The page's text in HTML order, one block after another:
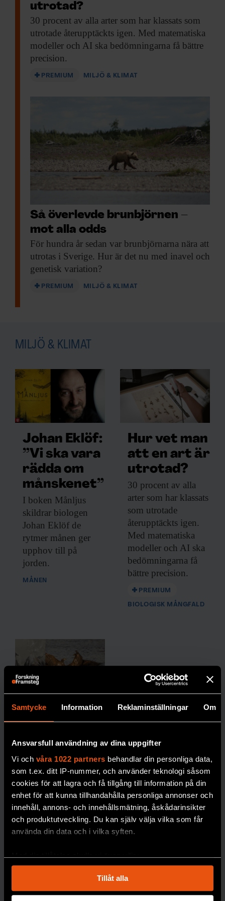
Samtycke Information Reklaminställningar Om
Ansvarsfull användning av dina uppgifter
Vi och våra 1022 partners behandlar din personliga data,
som t.ex. ditt IP-nummer, och använder teknologi såsom
cookies för att lagra och få tillgång till information på din
enhet för att kunna tillhandahålla personliga annonser och
innehåll, annons- och innehållsmätning, åskådarinsikter
och produktutveckling. Du kan själv välja vilka som får
använda din data och i vilka syften.
Med din tillåtelse skulle vi även vilja:
som kan ha en noggrannhet på upp till flera meter
Identifiera din enhet genom att aktivt skanna den
Tillåt alla
alltså inte. Människan använder
uppskattningsvis 50 000 arter runt om i
världen – varje dag. Dessa arter är i sin tur
är beroende av en lång rad andra arter i
ekosystemet för sin överlevnad.
sin överlevnad. Vissa har hävdat att det
räcker med ett tiotal arter, som exempelvis
ris, vete och ko. Det är ganska långt från
50 000. Den här rapporterna visar hur
beroende vi är av den biologiska
F&F I DIN MEJLBOX!
Håll dig uppdaterad med
F&F:s nyhetsbrev!
IPBES förser
beslutsfattare med
vetenskapligt underlag
PBES har beskrivits som den biologiska
mångfaldens motsvarighet till FN:s
klimatpanel IPCC, och förser på samma
sätt beslutsfattare med vetenskapligt
underlag. I december väntas ett ramverk
med nya mål klubbas av FN:s konvention
om biologisk mångfald, CBD. Tanken är
att sätta upp ett antal mål som ska vara
uppfyllda till 2050, och en uppsättning
åtgärder som ska vara på plats till 2030.
kommer överens om ett nytt ramavtal, även
om det kan bli urvattnat.
åtgärder. Om vissa länder inte vill vara
domstol, ingen polis och inga straff inom
konventionens regelverk. För mig som
forskare kan det så klart vara frustrerande
att arbetet går så långsamt, men vi måste
börja någonstans.
utrotad?
30 procent av alla arter som har klassats som
utrotade återupptäckts igen. Med matematiska
modeller och AI ska bedömningarna få bättre
precision.
PREMIUM MILJÖ & KLIMAT
Så överlevde brunbjörnen –
mot alla odds
För hundra år sedan var brunbjörnarna nära att
utrotas i Sverige. Hur är det nu med inavel och
genetisk variation?
PREMIUM MILJÖ & KLIMAT
MILJÖ & KLIMAT
Johan Eklöf:
”Vi ska vara
rädda om
månskenet”
I boken Månljus
skildrar biologen
Johan Eklöf de
rytmer månen ger
upphov till på
jorden.
MÅNEN
Hur vet man
att en art är
utrotad?
30 procent av alla
arter som har klassats
som utrotade
återupptäckts igen.
Med matematiska
modeller och AI ska
bedömningarna få
bättre precision.
PREMIUM
BIOLOGISK MÅNGFALD
Nytt
frysrum på
Naturhistor
iska säkrar
forskning
om
miljögifter
Miljöprovbanken vid
Naturhistoriska
mest omfattande. Nu
behöver den byggas
ut.